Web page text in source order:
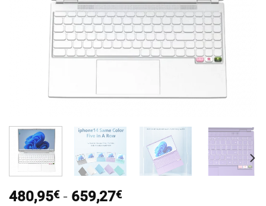
480,95€ - 659,27€Rango